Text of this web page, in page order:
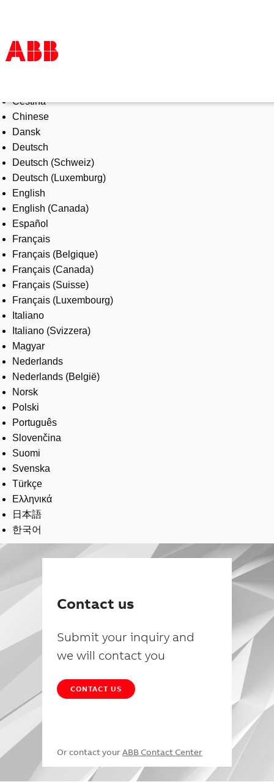
Products & Solutions
Industries
Services
About us
Where to buy
Contact us
Careers
Čeština
Chinese
Dansk
Deutsch
Deutsch (Schweiz)
Deutsch (Luxemburg)
English
English (Canada)
Español
Français
Français (Belgique)
Français (Canada)
Français (Suisse)
Français (Luxembourg)
Italiano
Italiano (Svizzera)
Magyar
Nederlands
Nederlands (België)
Norsk
Polski
Português
Slovenčina
Suomi
Svenska
Türkçe
Ελληνικά
日本語
한국어
Contact us
Submit your inquiry and
we will contact you
CONTACT US
Or contact your ABB Contact Center